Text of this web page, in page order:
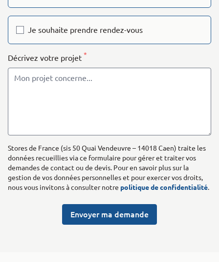
Je souhaite prendre rendez-vous
Décrivez votre projet *
Stores de France (sis 50 Quai Vendeuvre – 14018 Caen) traite les
données recueillies via ce formulaire pour gérer et traiter vos
demandes de contact ou de devis. Pour en savoir plus sur la
gestion de vos données personnelles et pour exercer vos droits,
nous vous invitons à consulter notre politique de confidentialité.
Envoyer ma demande